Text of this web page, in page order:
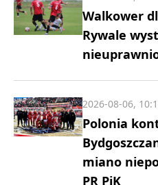
Walkower
Rywale
Polonia
miano
PR PiK
2026-08-06,